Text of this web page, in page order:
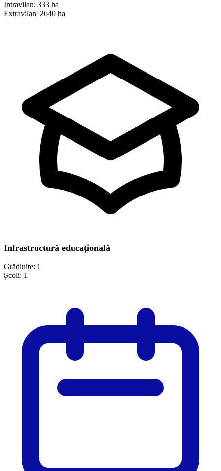
Intravilan: 333 ha
Extravilan: 2640 ha
Infrastructură educațională
Grădinițe: 1
Școli: 1